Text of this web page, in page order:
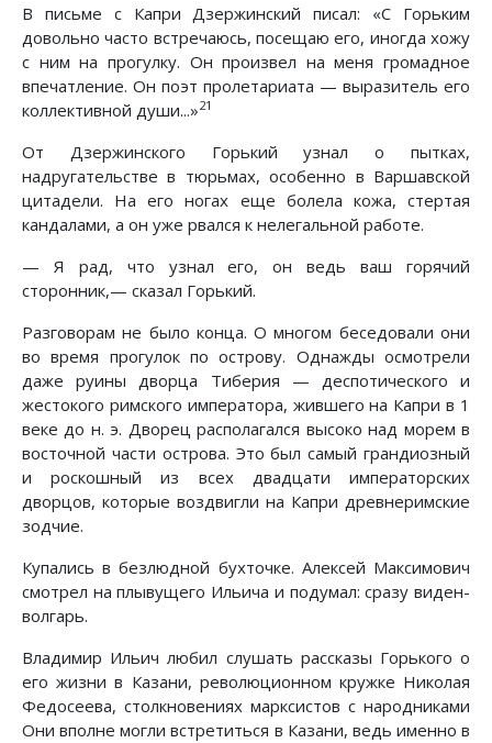
В письме с Капри Дзержинский писал: «С Горьким
довольно часто встречаюсь, посещаю его, иногда хожу
с ним на прогулку. Он произвел на меня громадное
впечатление. Он поэт пролетариата — выразитель его
коллективной души...»21
От Дзержинского Горький узнал о пытках,
надругательстве в тюрьмах, особенно в Варшавской
цитадели. На его ногах еще болела кожа, стертая
кандалами, а он уже рвался к нелегальной работе.
— Я рад, что узнал его, он ведь ваш горячий
сторонник,— сказал Горький.
Разговорам не было конца. О многом беседовали они
во время прогулок по острову. Однажды осмотрели
даже руины дворца Тиберия — деспотического и
жестокого римского императора, жившего на Капри в 1
веке до н. э. Дворец располагался высоко над морем в
восточной части острова. Это был самый грандиозный
и роскошный из всех двадцати императорских
дворцов, которые воздвигли на Капри древнеримские
зодчие.
Купались в безлюдной бухточке. Алексей Максимович
смотрел на плывущего Ильича и подумал: сразу виден-
волгарь.
Владимир Ильич любил слушать рассказы Горького о
его жизни в Казани, революционном кружке Николая
Федосеева, столкновениях марксистов с народниками
Они вполне могли встретиться в Казани, ведь именно в